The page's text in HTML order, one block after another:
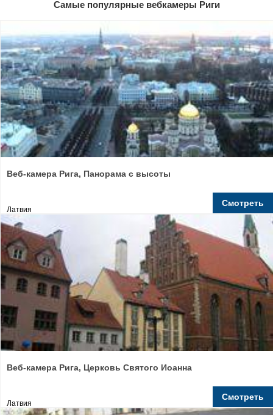
Самые популярные вебкамеры Риги
Веб-камера Рига, Панорама с высоты
Латвия
Смотреть
Веб-камера Рига, Церковь Святого Иоанна
Латвия
Смотреть